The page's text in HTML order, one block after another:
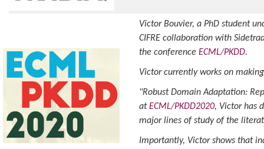
Victor Bouvier, a PhD student
CIFRE collaboration with
the conference ECML/PKDD.
Victor currently works on
"Robust Domain Adaptation:
atECML/PKDD2020, Victor has
major lines of study of the
Importantly, Victor shows that